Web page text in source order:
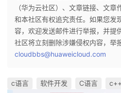
（华为云社区）、文章链接、文
和本社区有权追究责任。如果您发
容，欢迎发送邮件进行举报，并提
社区将立刻删除涉嫌侵权内容，举
cloudbbs@huaweicloud.com
c语言 软件开发 C语言 c++